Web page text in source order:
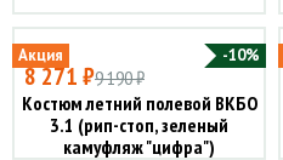
Акция -10%
8 271 ₽9 190 ₽
Костюм летний полевой ВКБО
3.1 (рип-стоп, зеленый
камуфляж "цифра")